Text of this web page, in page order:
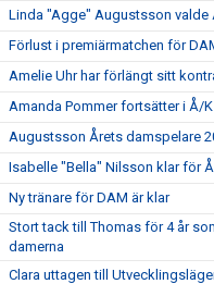
Linda "Agge" Augustsson
Förlust i premiärmatchen för
Amelie Uhr har förlängt sitt
Amanda Pommer fortsätter i Å/K
Augustsson Årets damspelare
Isabelle "Bella" Nilsson klar för
Ny tränare för DAM är klar
Stort tack till Thomas för 4 år
damerna
Clara uttagen till